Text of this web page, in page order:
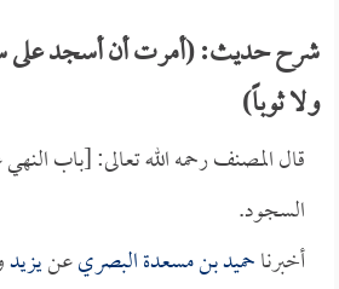
شرح حديث: (أمرت أن أسجد على
ولا ثوباً)
قال المصنف رحمه الله تعالى: [باب
السجود.
أخبرناحميد بن مسعدة البصريعنيزيد